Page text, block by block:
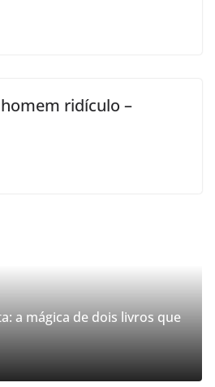
ridículo –
a mágica de dois livros que